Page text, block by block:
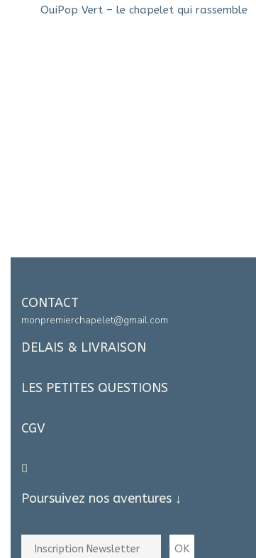
OuiPop Vert – le chapelet qui rassemble
CONTACT
monpremierchapelet@gmail.com
DELAIS & LIVRAISON
LES PETITES QUESTIONS
CGV
Poursuivez nos aventures ↓